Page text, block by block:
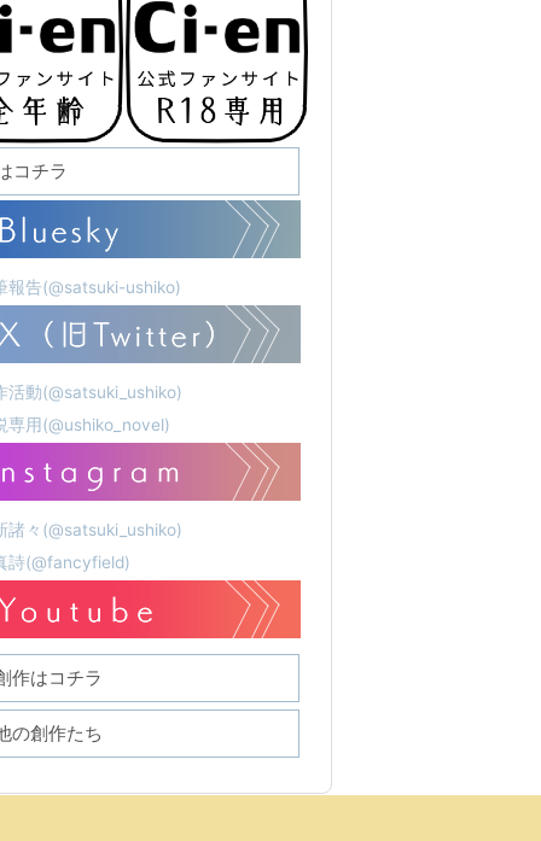
コチラ
報告(@satsuki-ushiko)
活動(@satsuki_ushiko)
専用(@ushiko_novel)
諸々(@satsuki_ushiko)
詩(@fancyfield)
作はコチラ
の創作たち